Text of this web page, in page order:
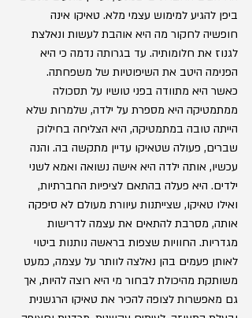
ביפן להגיע למימוש עצמי מלא. טאיקו אינה
חופשיה לחקור מה היא אוהבת לעשות ונאלצת
לגנוז את חלומותיה. עד בגרותה נדמה כי היא
הפנימה היטב את השיפוטיות של משפחתה.
כאשר היא מתוודה בפני טושיו על תסכולה
ממתמטיקה היא מספרת על ילדה, שלמרות שלא
הייתה טובה במתמטיקה, היא הצליחה בחילוק
שברים, פעולה שטאיקו עדיין מתקשה בה. והנה
עכשיו, אותה ילדה היא אישה נשואה ואמא לשני
ילדים. היא פעלה בהתאם לציפיות החברתיות,
ואילו טאיקו, שצייתנות עיוורת מעולם לא סיפקה
אותה, מסרבת להתאים את עצמה לדרישות
מגדריות. החוויות שצפות בראשה נותנות ביטוי
לאותן פעמים בהן נאלצה לוותר על עצמה, כמעט
משותקת מהיכולת לבחור מי היא רוצה להיות, אך
גם מאפשרות לצופה להכיר את טאיקו הרגשנית